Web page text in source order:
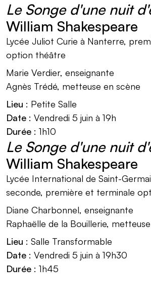
Le Songe d'une nuit
William Shakespeare
Lycée Juliot Curie à Nanterre,
option théâtre
Marie Verdier, enseignante
Agnès Trédé, metteuse en scène
Lieu : Petite Salle
Date : Vendredi 5 juin à 19h
Durée : 1h10
Le Songe d'une nuit
William Shakespeare
Lycée International de Saint-
seconde, première et terminale
Diane Charbonnel, enseignante
Raphaëlle de la Bouillerie,
Lieu : Salle Transformable
Date : Vendredi 5 juin à 19h30
Durée : 1h45